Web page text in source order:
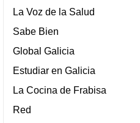
La Voz de la Salud
Sabe Bien
Global Galicia
Estudiar en Galicia
La Cocina de Frabisa
Red